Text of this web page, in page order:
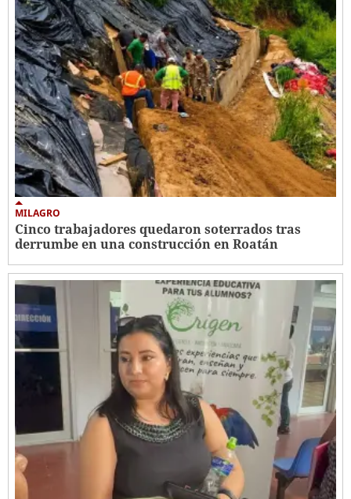
MILAGRO
Cinco trabajadores quedaron soterrados tras
derrumbe en una construcción en Roatán